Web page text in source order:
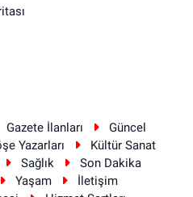
Gazete İlanları
Güncel
Yazarları
Kültür Sanat
Sağlık
Son Dakika
Yaşam
İletişim